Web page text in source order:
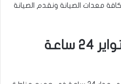
معدات الصيانة ونقدم الصيانة
رقم بنشر تبديل تواير 24 ساعة